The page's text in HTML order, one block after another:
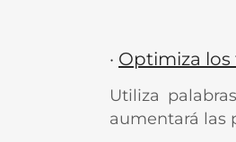
· Optimiza los
Utiliza
aumentará las